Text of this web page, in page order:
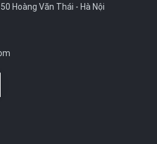
Hoàng Văn Thái - Hà Nội